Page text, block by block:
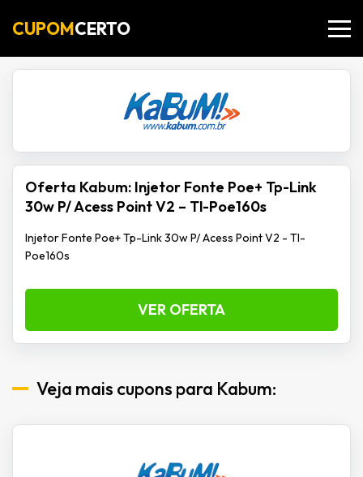
CUPOMCERTO
Oferta Kabum: Injetor Fonte Poe+ Tp-Link
30w P/ Acess Point V2 – Tl-Poe160s
Injetor Fonte Poe+ Tp-Link 30w P/ Acess Point V2 - Tl-
Poe160s
VER OFERTA
Veja mais cupons para Kabum: